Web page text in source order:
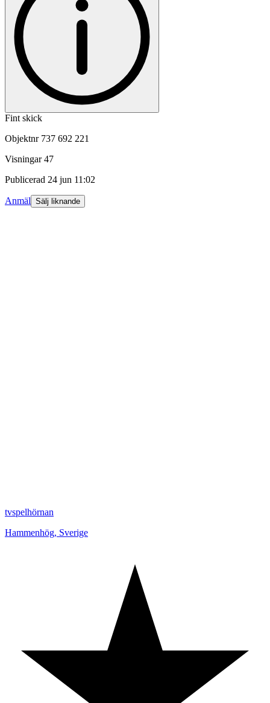
Fint skick
Objektnr 737 692 221
Visningar 47
Publicerad 24 jun 11:02
Anmäl Sälj liknande
tvspelhörnan
Hammenhög, Sverige